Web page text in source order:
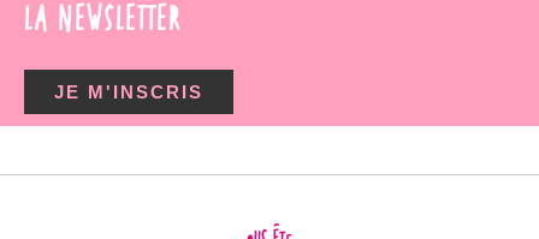
LA NEWSLETTER
JE M'INSCRIS